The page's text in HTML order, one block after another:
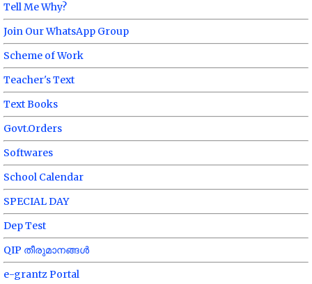
Tell Me Why?
Join Our WhatsApp Group
Scheme of Work
Teacher's Text
Text Books
Govt.Orders
Softwares
School Calendar
SPECIAL DAY
Dep Test
QIP തീരുമാനങ്ങൾ
e-grantz Portal